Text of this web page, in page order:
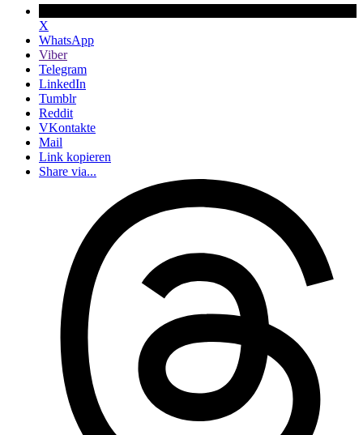
X
WhatsApp
Viber
Telegram
LinkedIn
Tumblr
Reddit
VKontakte
Mail
Link kopieren
Share via...